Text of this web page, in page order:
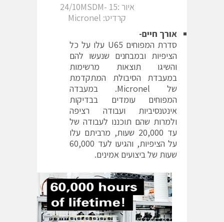
איור :15 -24/10MSDM
קרדיט: Micronel
אורך חיים-
סדרת המפוחים U65 עלו על כל
הציפיות ובמבחנים שנעשו להם
והשיגו תוצאות מרשימות
במעבדת הסיבולת המתקדמת
של Micronel. במעבדה
המפוחים עומדים בבדיקות
אינטנסיביות ועבודה רציפה
ולמרות שהם תוכננו לעבודה של
עד 20,000 שעות, מרביתם עלו
על הציפיות, והגיעו לעד 60,000
שעות של ביצועים אמינים.